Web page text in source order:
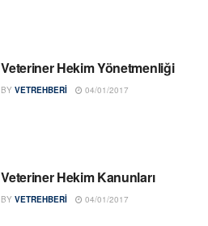
Veteriner Hekim Yönetmenliği
BY VETREHBERI 04/01/2017
Veteriner Hekim Kanunları
BY VETREHBERI 04/01/2017